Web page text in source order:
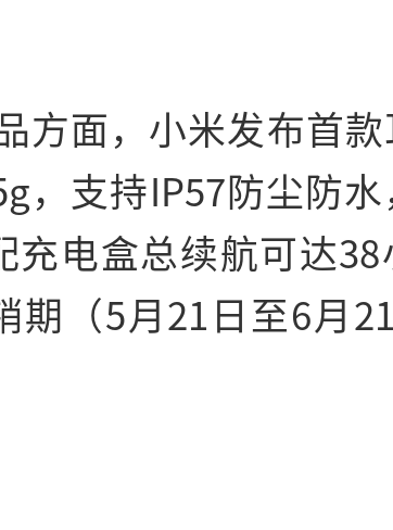
方面，小米发布首
，支持IP57防尘防
充电盒总续航可达
期（5月21日至6月